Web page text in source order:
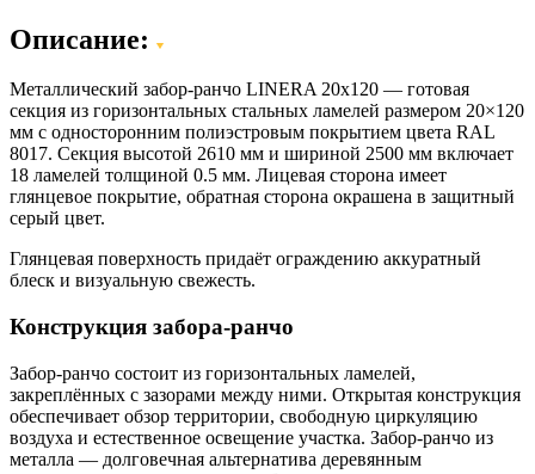
Описание:
Металлический забор-ранчо LINERA 20х120 — готовая
секция из горизонтальных стальных ламелей размером 20×120
мм с односторонним полиэстровым покрытием цвета RAL
8017. Секция высотой 2610 мм и шириной 2500 мм включает
18 ламелей толщиной 0.5 мм. Лицевая сторона имеет
глянцевое покрытие, обратная сторона окрашена в защитный
серый цвет.
Глянцевая поверхность придаёт ограждению аккуратный
блеск и визуальную свежесть.
Конструкция забора-ранчо
Забор-ранчо состоит из горизонтальных ламелей,
закреплённых с зазорами между ними. Открытая конструкция
обеспечивает обзор территории, свободную циркуляцию
воздуха и естественное освещение участка. Забор-ранчо из
металла — долговечная альтернатива деревянным